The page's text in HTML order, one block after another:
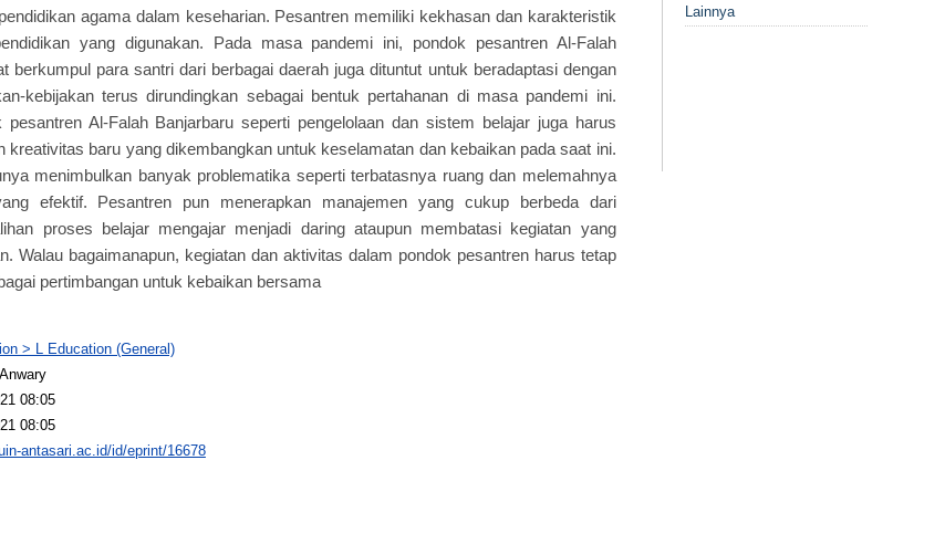
agama dalam keseharian. Pesantren memiliki kekhasan dan karakteristik
yang digunakan. Pada masa pandemi ini, pondok pesantren Al-Falah
berkumpul para santri dari berbagai daerah juga dituntut untuk beradaptasi dengan
kebijakan terus dirundingkan sebagai bentuk pertahanan di masa pandemi ini.
pesantren Al-Falah Banjarbaru seperti pengelolaan dan sistem belajar juga harus
kreativitas baru yang dikembangkan untuk keselamatan dan kebaikan pada saat ini.
menimbulkan banyak problematika seperti terbatasnya ruang dan melemahnya
efektif. Pesantren pun menerapkan manajemen yang cukup berbeda dari
proses belajar mengajar menjadi daring ataupun membatasi kegiatan yang
Walau bagaimanapun, kegiatan dan aktivitas dalam pondok pesantren harus tetap
pertimbangan untuk kebaikan bersama
> L Education (General)
08:05
08:05
antasari.ac.id/id/eprint/16678
Lainnya